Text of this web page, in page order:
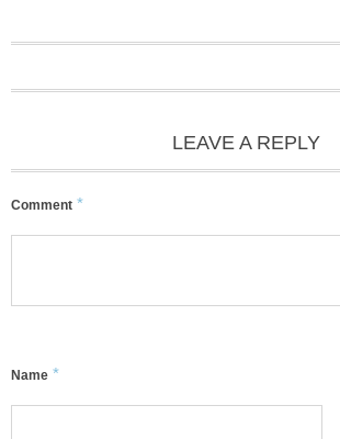
LEAVE A REPLY
Comment *
Name *